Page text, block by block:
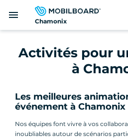
Chamonix
menu
Activités pour
à
Les meilleures
événement à Chamonix
Nos équipes font vivre à vos
inoubliables autour de scénarios